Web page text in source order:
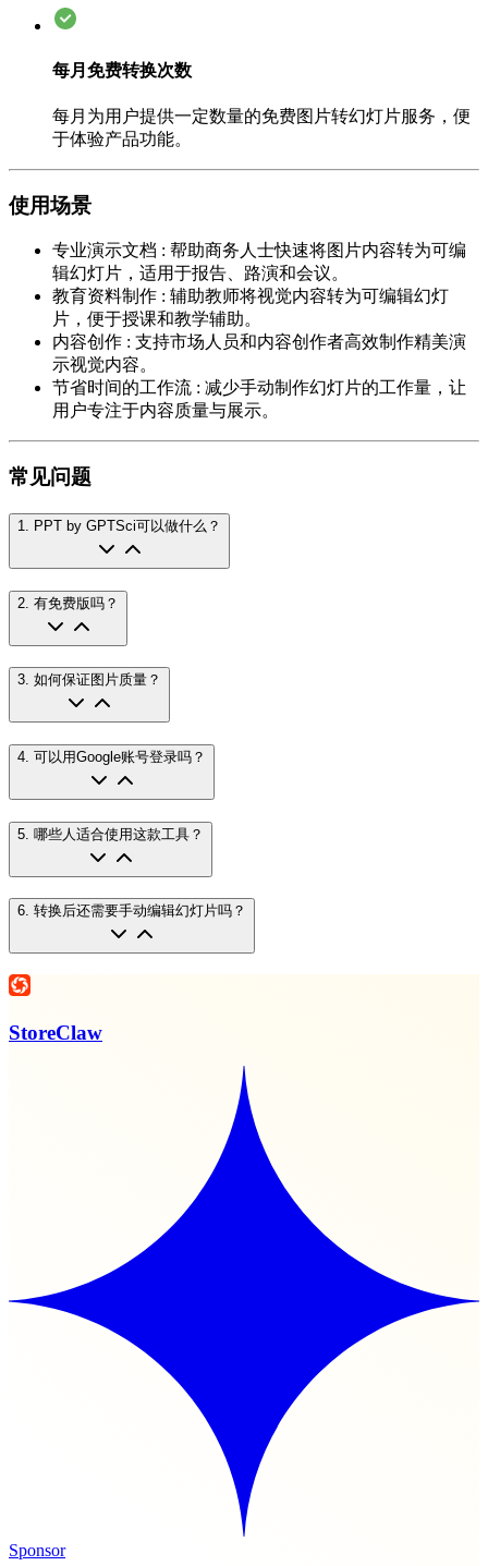
每月免费转换次数
每月为用户提供一定数量的免费图片转幻灯片服务，便
于体验产品功能。
使用场景
专业演示文档 : 帮助商务人士快速将图片内容转为可编
辑幻灯片，适用于报告、路演和会议。
教育资料制作 : 辅助教师将视觉内容转为可编辑幻灯
片，便于授课和教学辅助。
内容创作 : 支持市场人员和内容创作者高效制作精美演
示视觉内容。
节省时间的工作流 : 减少手动制作幻灯片的工作量，让
用户专注于内容质量与展示。
常见问题
1 PPT by GPTSci可以做什么？
2 有免费版吗？
3. 如何保证图片质量？
4 可以用Google账号登录吗？
5 哪些人适合使用这款工具？
6. 转换后还需要手动编辑幻灯片吗？
StoreClaw
Sponsor